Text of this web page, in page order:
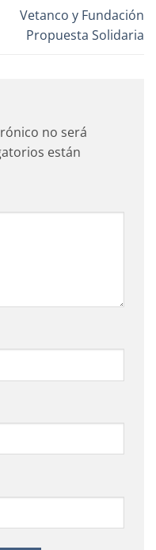
Vetanco y Fundación
Propuesta Solidaria
no será
están